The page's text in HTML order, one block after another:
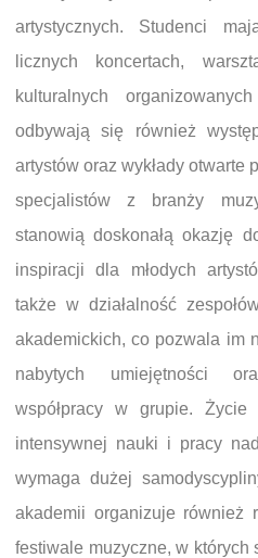
artystycznych. Studenci
licznych koncertach,
kulturalnych
odbywają się również
artystów oraz wykłady otwarte
specjalistów z branży
stanowią doskonałą okazję
inspiracji dla młodych
także w działalność
akademickich, co pozwala im
nabytych umiejętności
współpracy w grupie.
intensywnej nauki i pracy
wymaga dużej
akademii organizuje również
festiwale muzyczne, w których